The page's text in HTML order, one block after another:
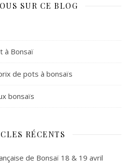
SUR CE BLOG
à Bonsaï
de pots à bonsaïs
bonsaïs
RÉCENTS
de Bonsaï 18 & 19 avril